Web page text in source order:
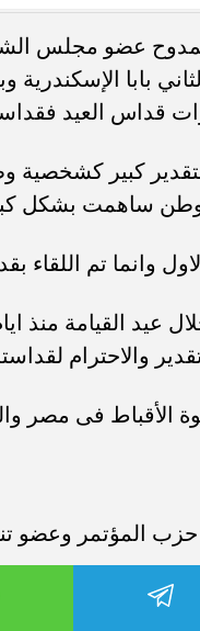
عضو مجلس
بابا
قداس العيد
كبير
ساهمت بشكل
وانما تم اللقاء
عيد القيامة
والاحترام
الأقباط فى مصر
المؤتمر وعضو
رحلت في أثناء أداء
بمستشفى بني عبيد